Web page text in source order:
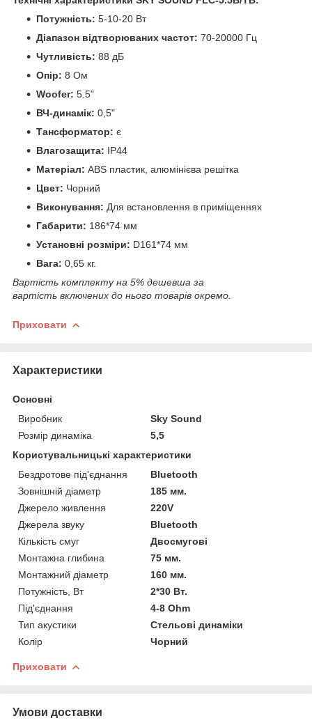
Потужність: 5-10-20 Вт
Діапазон відтворюваних частот: 70-20000 Гц
Чутливість: 88 дБ
Опір: 8 Oм
Woofer: 5.5"
ВЧ-динамік: 0,5"
Тансформатор: є
Влагозащита: IP44
Матеріал: ABS пластик, алюмінієва решітка
Цвет: Чорний
Виконування: Для встановлення в приміщеннях
Габарити: 186*74 мм
Установні розміри: D161*74 мм
Вага: 0,65 кг.
Вартість комплекту на 5% дешевша за
вартість включених до нього товарів окремо.
Приховати
Характеристики
Основні
Виробник
Sky Sound
Розмір динаміка
5,5
Користувальницькі характеристики
Бездротове під'єднання
Bluetooth
Зовнішній діаметр
185 мм.
Джерело живлення
220V
Джерела звуку
Bluetooth
Кількість смуг
Двосмугові
Монтажна глибина
75 мм.
Монтажний діаметр
160 мм.
Потужність, Вт
2*30 Вт.
Під'єднання
4-8 Ohm
Тип акустики
Стельові динаміки
Колір
Чорний
Приховати
Умови доставки